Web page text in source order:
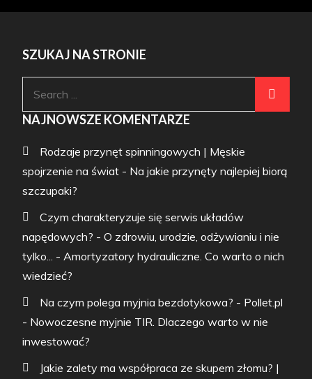
SZUKAJ NA STRONIE
NAJNOWSZE KOMENTARZE
Rodzaje przynęt spinningowych | Męskie
spojrzenie na świat - Na jakie przynęty najlepiej biorą
szczupaki?
Czym charakteryzuje się serwis układów
napędowych? - O zdrowiu, urodzie, odżywianiu i nie
tylko...
- Amortyzatory hydrauliczne. Co warto o nich
wiedzieć?
Na czym polega myjnia bezdotykowa? - Pollet.pl
- Nowoczesne myjnie TIR. Dlaczego warto w nie
inwestować?
Jakie zalety ma współpraca ze skupem złomu? |